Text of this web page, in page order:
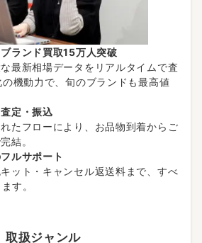
ブランド買取15万人突破
最新相場データをリアルタイムで査
機動力で、旬のブランドも最高値
定・振込
たフローにより、お品物到着からご
結。
ルサポート
ット・キャンセル返送料まで、すべ
す。
取扱ジャンル